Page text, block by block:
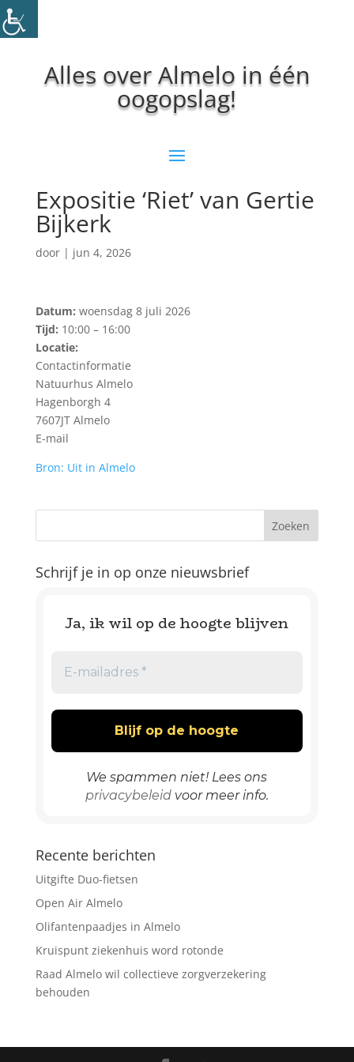
Alles over Almelo in één
oogopslag!
Expositie ‘Riet’ van Gertie
Bijkerk
door | jun 4, 2026
Datum: woensdag 8 juli 2026
Tijd: 10:00 – 16:00
Locatie:
Contactinformatie
Natuurhus Almelo
Hagenborgh 4
7607JT Almelo
E-mail
Bron: Uit in Almelo
Schrijf je in op onze nieuwsbrief
Ja, ik wil op de hoogte blijven
We spammen niet! Lees ons
privacybeleidvoor meer info.
Recente berichten
Uitgifte Duo-fietsen
Open Air Almelo
Olifantenpaadjes in Almelo
Kruispunt ziekenhuis word rotonde
Raad Almelo wil collectieve zorgverzekering
behouden